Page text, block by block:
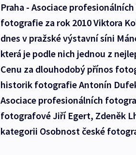
Praha - Asociace
fotografie za rok 2010 Viktora
dnes v pražské výstavní síni
která je podle nich jednou z
Cenu za dlouhodobý přínos
historik fotografie Antonín
Asociace profesionálních
fotografové Jiří Egert, Zdeněk
kategorii Osobnost české